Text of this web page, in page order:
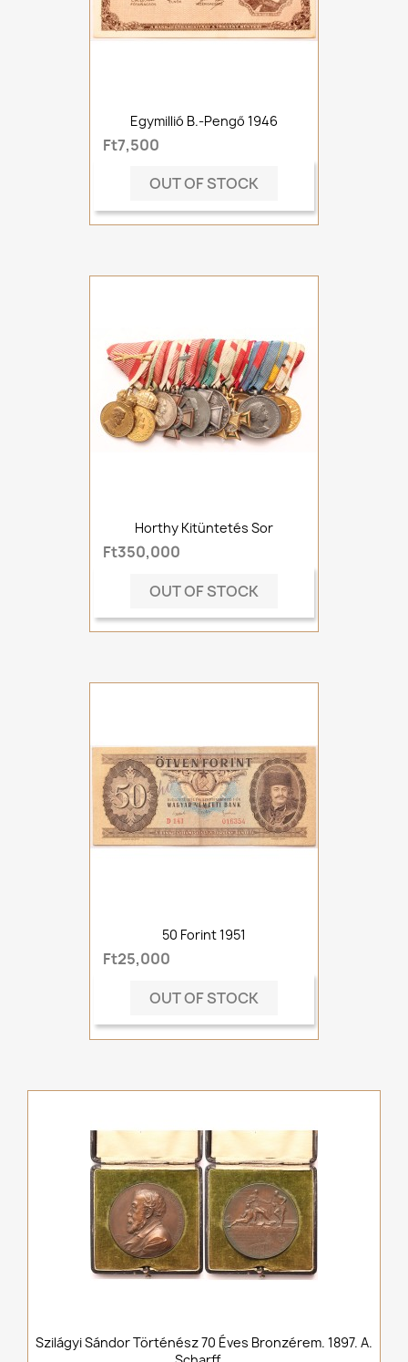
Egymillió B.-Pengő 1946
Ft7,500
OUT OF STOCK
Horthy Kitüntetés Sor
Ft350,000
OUT OF STOCK
50 Forint 1951
Ft25,000
OUT OF STOCK
Szilágyi Sándor Történész 70 Éves Bronzérem. 1897. A.